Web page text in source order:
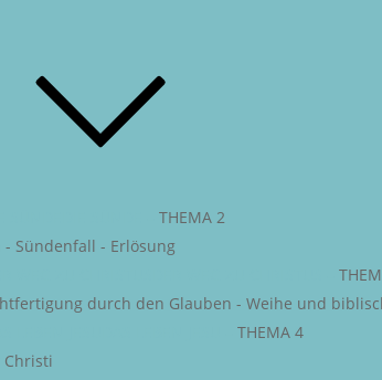
THEMA 2
Sündenfall - Erlösung
durch den Glauben - Weihe und
THEMA 4
Christi